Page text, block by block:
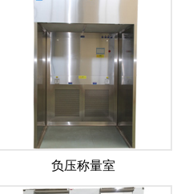
负压称量室